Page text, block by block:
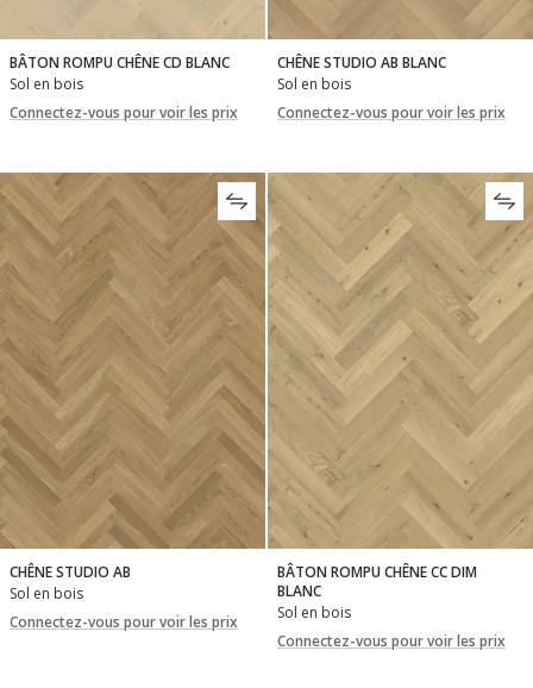
BÂTON ROMPU CHÊNE CD BLANC
Sol en bois
Connectez-vous pour voir les prix
CHÊNE STUDIO AB BLANC
Sol en bois
Connectez-vous pour voir les prix
CHÊNE STUDIO AB
Sol en bois
Connectez-vous pour voir les prix
BÂTON ROMPU CHÊNE CC DIM
BLANC
Sol en bois
Connectez-vous pour voir les prix